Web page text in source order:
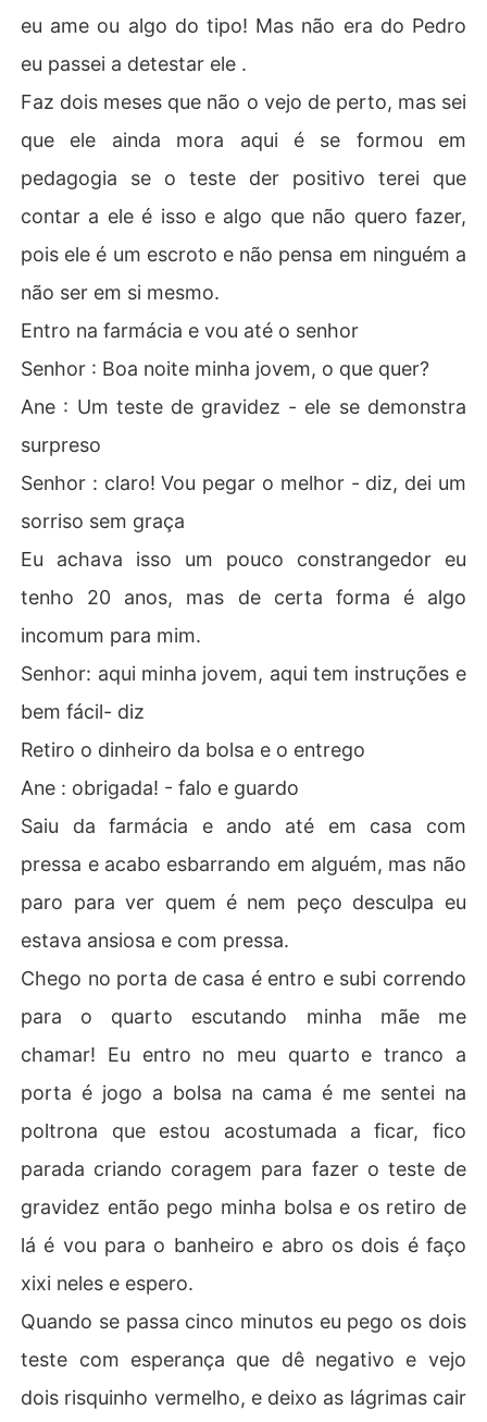
eu ame ou algo do tipo! Mas não era do Pedro
eu passei a detestar ele .
Faz dois meses que não o vejo de perto, mas sei
que ele ainda mora aqui é se formou em
pedagogia se o teste der positivo terei que
contar a ele é isso e algo que não quero fazer,
pois ele é um escroto e não pensa em ninguém a
não ser em si mesmo.
Entro na farmácia e vou até o senhor
Senhor : Boa noite minha jovem, o que quer?
Ane : Um teste de gravidez - ele se demonstra
surpreso
Senhor : claro! Vou pegar o melhor - diz, dei um
sorriso sem graça
Eu achava isso um pouco constrangedor eu
tenho 20 anos, mas de certa forma é algo
incomum para mim.
Senhor: aqui minha jovem, aqui tem instruções e
bem fácil- diz
Retiro o dinheiro da bolsa e o entrego
Ane : obrigada! - falo e guardo
Saiu da farmácia e ando até em casa com
pressa e acabo esbarrando em alguém, mas não
paro para ver quem é nem peço desculpa eu
estava ansiosa e com pressa.
Chego no porta de casa é entro e subi correndo
para o quarto escutando minha mãe me
chamar! Eu entro no meu quarto e tranco a
porta é jogo a bolsa na cama é me sentei na
poltrona que estou acostumada a ficar, fico
parada criando coragem para fazer o teste de
gravidez então pego minha bolsa e os retiro de
lá é vou para o banheiro e abro os dois é faço
xixi neles e espero.
Quando se passa cinco minutos eu pego os dois
teste com esperança que dê negativo e vejo
dois risquinho vermelho, e deixo as lágrimas cair